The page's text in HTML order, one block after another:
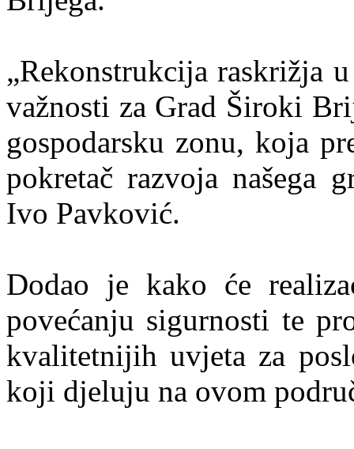
„Rekonstrukcija raskrižja
važnosti za Grad Široki
gospodarsku zonu, koja
pokretač razvoja našega
Ivo Pavković.
Dodao je kako će
povećanju sigurnosti te
kvalitetnijih uvjeta za
koji djeluju na ovom